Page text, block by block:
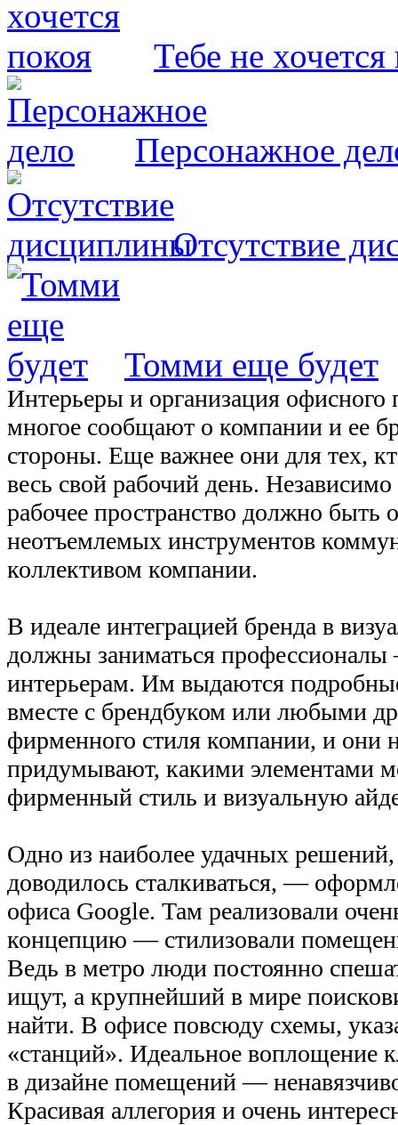
Тебе не хочется
Персонажное
Отсутствие
Томми еще будет
Интерьеры и организация офисного
многое сообщают о компании и ее
стороны. Еще важнее они для тех,
весь свой рабочий день.
рабочее пространство должно быть
неотъемлемых инструментов
коллективом компании.
В идеале интеграцией бренда в
должны заниматься
интерьерам. Им выдаются
вместе с брендбуком или любыми
фирменного стиля компании, и они
придумывают, какими элементами
фирменный стиль и визуальную
Одно из наиболее удачных
доводилось сталкиваться, —
офиса Google. Там реализовали
концепцию — стилизовали
Ведь в метро люди постоянно
ищут, а крупнейший в мире
найти. В офисе повсюду схемы,
«станций». Идеальное воплощение
в дизайне помещений —
Красивая аллегория и очень